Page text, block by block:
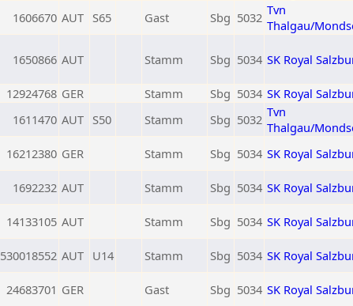
1606670 AUT S65 Gast Sbg 5032 Tvn
Thalgau/
1650866 AUT Stamm Sbg 5034 SK Royal
12924768 GER Stamm Sbg 5034 SK Royal
1611470 AUT S50 Stamm Sbg 5032 Tvn
Thalgau/
16212380 GER Stamm Sbg 5034 SK Royal
1692232 AUT Stamm Sbg 5034 SK Royal
14133105 AUT Stamm Sbg 5034 SK Royal
530018552 AUT U14 Stamm Sbg 5034 SK Royal
24683701 GER Gast Sbg 5034 SK Royal